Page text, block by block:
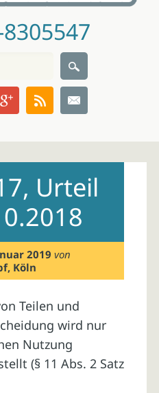
Urteil
2019 von
Köln
Teilen und
wird nur
Nutzung
(§ 11 Abs. 2 Satz